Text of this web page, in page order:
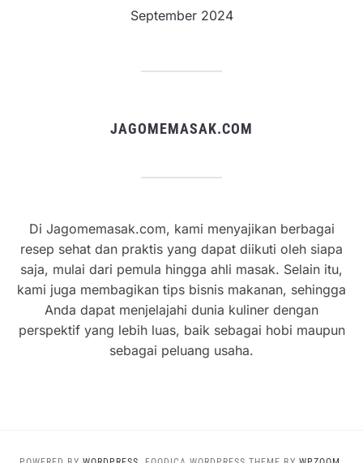
September 2024
JAGOMEMASAK.COM
Di Jagomemasak.com, kami menyajikan berbagai
resep sehat dan praktis yang dapat diikuti oleh siapa
saja, mulai dari pemula hingga ahli masak. Selain itu,
kami juga membagikan tips bisnis makanan, sehingga
Anda dapat menjelajahi dunia kuliner dengan
perspektif yang lebih luas, baik sebagai hobi maupun
sebagai peluang usaha.